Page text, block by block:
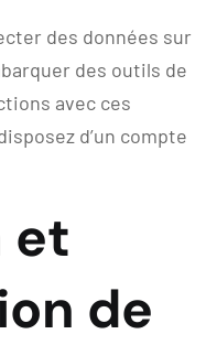
des données sur
des outils de
avec ces
d’un compte
et
de